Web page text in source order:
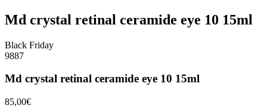
Md crystal retinal ceramide eye 10 15ml
Black Friday
9887
Md crystal retinal ceramide eye 10 15ml
85,00€